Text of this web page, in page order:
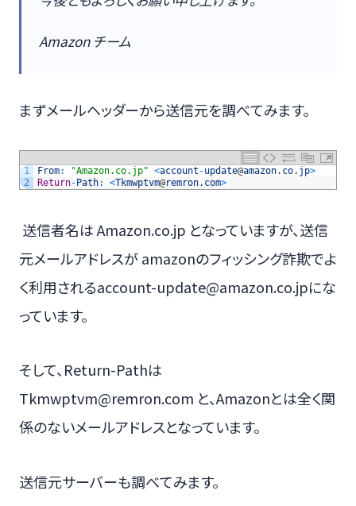
Amazon チーム
まずメールヘッダーから送信元を調べてみます。
1
2
From: "Amazon.co.jp" <account -update@amazon. co. jp>
Return-Path: <Tkmwptvm@remron. com>
送信者名は Amazon.co.jp となっていますが、送信
元メールアドレスが amazonのフィッシング詐欺でよ
く利用されるaccount-update@amazon.co.jpにな
っています。
そして、Return-Pathは
Tkmwptvm@remron.com と、Amazonとは全く関
係のないメールアドレスとなっています。
送信元サーバーも調べてみます。